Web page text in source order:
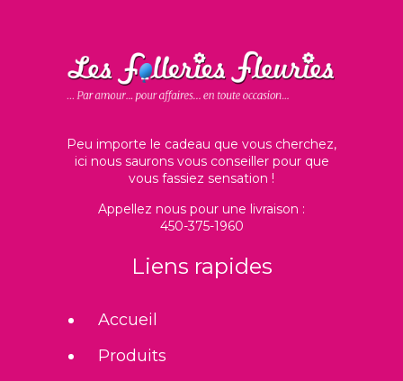
Peu importe le cadeau que vous cherchez,
ici nous saurons vous conseiller pour que
vous fassiez sensation !
Appellez nous pour une livraison :
450-375-1960
Liens rapides
Accueil
Produits